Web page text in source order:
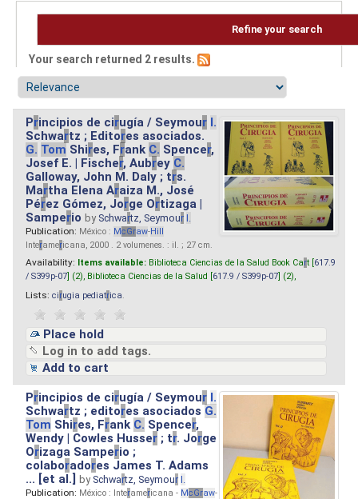
Refine your search
Your search returned 2 results.
Principios de cirugía / Seymour I.
Schwartz ; Editores asociados.
G. Tom Shires, Frank C. Spencer,
Josef E. | Fischer, Aubrey C.
Galloway, John M. Daly ; trs.
Martha Elena Araiza M., José
Pérez Gómez, Jorge Ortizaga |
Samperio by Schwartz, Seymour I.
Publication: México : McGraw-Hill
Interamericana, 2000 . 2 volumenes. : il. ; 27 cm.
Availability: Items available: Biblioteca Ciencias de la Salud Book Cart [ 617.9
/ S399p-07 ] (2), Biblioteca Ciencias de la Salud [ 617.9 / S399p-07 ] (2),
Lists: cirugia pediatrica
Place hold
Log in to add tags.
Add to cart
Principios de cirugía / Seymour I.
Schwartz ; editores asociados G.
Tom Shires, Frank C. Spencer,
Wendy | Cowles Husser ; tr. Jorge
Orizaga Samperio ;
colaboradores James T. Adams
... [et al.]by Schwartz, Seymour I.
Publication: México : Interamericana - McGraw-